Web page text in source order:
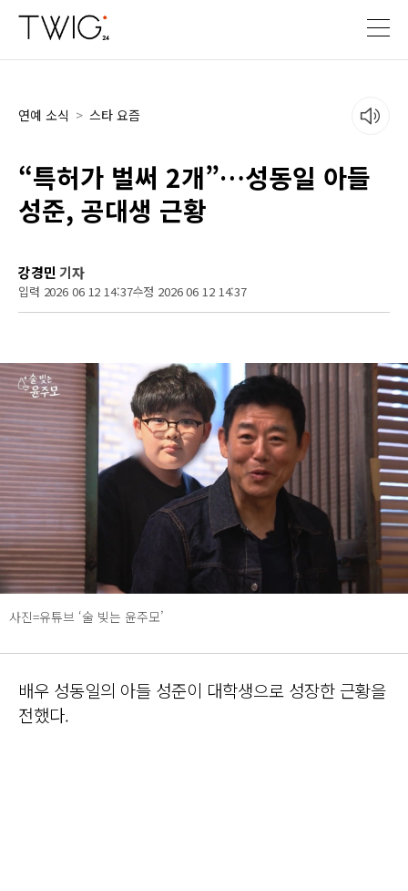
연예 소식 > 스타 요즘
“특허가 벌써 2개”…성동일 아들
성준, 공대생 근황
강경민 기자
입력 2026 06 12 14:37수정 2026 06 12 14:37
사진=유튜브 ‘술 빚는 윤주모’
배우 성동일의 아들 성준이 대학생으로 성장한 근황을
전했다.